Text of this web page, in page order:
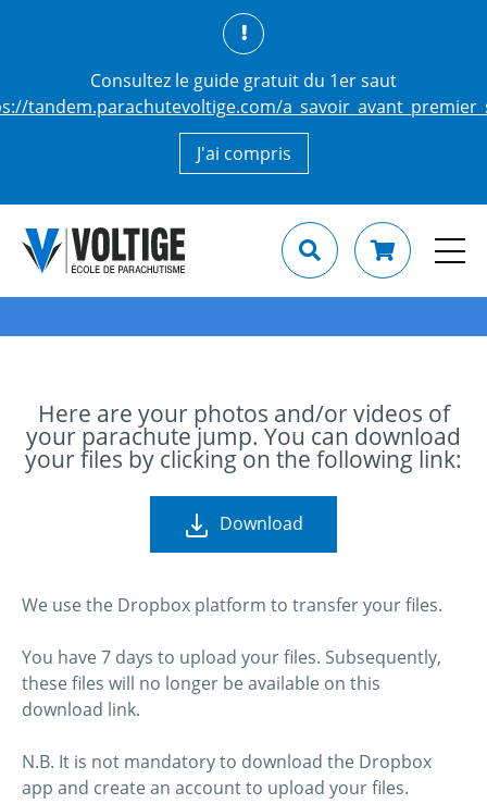
Consultez le guide gratuit du 1er saut
tandem.parachutevoltige.com/
J'ai compris
Here are your photos and/or videos of
your parachute jump. You can download
your files by clicking on the following link:
Download
We use the Dropbox platform to transfer your files.
You have 7 days to upload your files. Subsequently,
these files will no longer be available on this
download link.
N.B. It is not mandatory to download the Dropbox
app and create an account to upload your files.